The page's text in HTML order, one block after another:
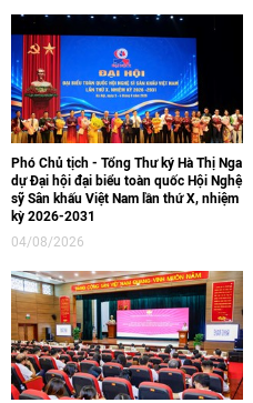
Phó Chủ tịch - Tổng Thư ký Hà Thị Nga
dự Đại hội đại biểu toàn quốc Hội Nghệ
sỹ Sân khấu Việt Nam lần thứ X, nhiệm
kỳ 2026-2031
04/08/2026